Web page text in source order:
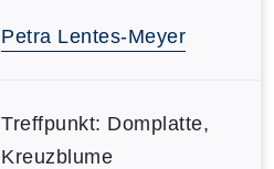
Petra Lentes-Meyer
Treffpunkt: Domplatte,
Kreuzblume